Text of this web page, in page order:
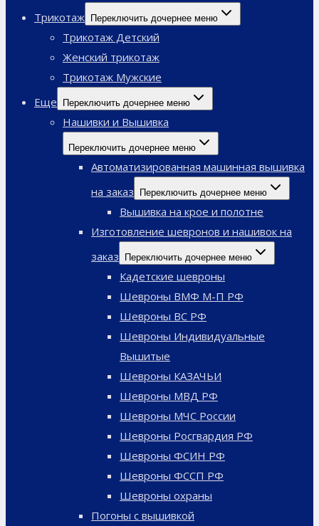
Трикотаж Переключить дочернее меню
Трикотаж Детский
Женский трикотаж
Трикотаж Мужские
Еще
Переключить дочернее меню
Нашивки и Вышивка
Переключить дочернее меню
Автоматизированная машинная вышивка
на заказ
Переключить дочернее меню
Вышивка на крое и полотне
Изготовление шевронов и нашивок на
заказ
Переключить дочернее меню
Кадетские шевроны
Шевроны ВМФ М-П РФ
Шевроны ВС РФ
Шевроны Индивидуальные
Вышитые
Шевроны КАЗАЧЬИ
Шевроны МВД РФ
Шевроны МЧС России
Шевроны Росгвардия РФ
Шевроны ФСИН РФ
Шевроны ФССП РФ
Шевроны охраны
Погоны с вышивкой